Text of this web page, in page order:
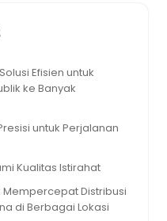
Efisien untuk
ke Banyak
untuk Perjalanan
Kualitas Istirahat
Distribusi
di Berbagai Lokasi